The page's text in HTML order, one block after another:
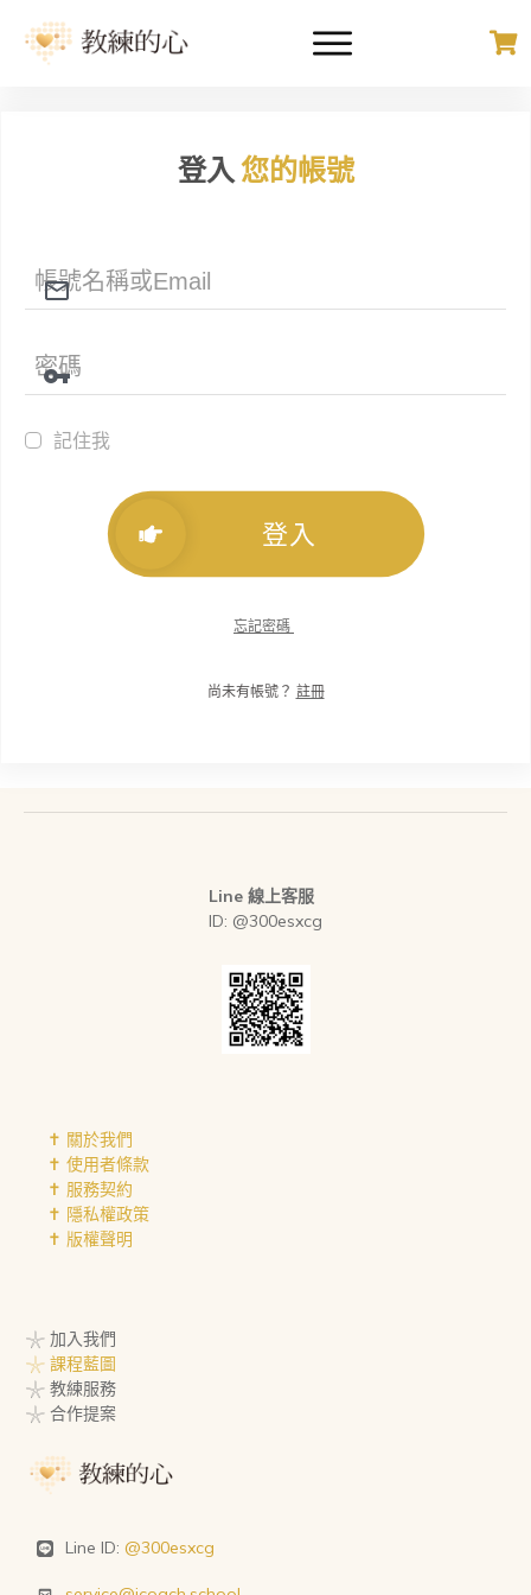
登入您的帳號
記住我
登入
忘記密碼
尚未有帳號？ 註冊
Line 線上客服
ID: @300esxcg
✝︎ 關於我們
✝︎ 使用者條款
✝︎ 服務契約
✝︎ 隱私權政策
✝︎ 版權聲明
𓇼 加入我們
𓇼 課程藍圖
𓇼 教練服務
𓇼 合作提案
Line ID: @300esxcg